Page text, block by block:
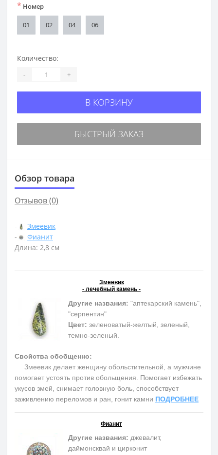
* Номер
01 02 04 06
Количество:
- +
В КОРЗИНУ
БЫСТРЫЙ ЗАКАЗ
Обзор товара
Отзывов (0)
-
Змеевик
-
Фианит
Длина: 2,8 см
Змеевик
- лечебный камень -
Другие названия: "аптекарский камень",
"серпентин"
Цвет: зеленоватый-желтый, зеленый,
темно-зеленый.
Свойства обобщенно:
Змеевик делает женщину обольстительной, а мужчине
помогает устоять против обольщения. Помогает избежать
укусов змей, снимает головную боль, способствует
заживлению переломов и ран, гонит камни ПОДРОБНЕЕ
Фианит
Другие названия: джевалит,
даймонсквай и цирконит